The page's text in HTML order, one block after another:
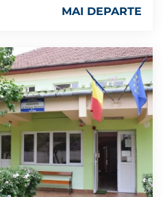
MAI DEPARTE